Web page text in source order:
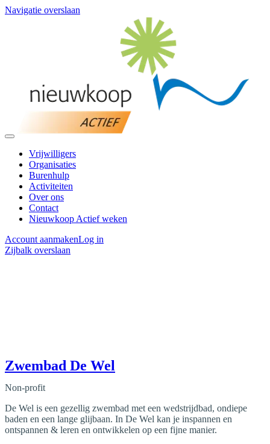
Navigatie overslaan
Vrijwilligers
Organisaties
Burenhulp
Activiteiten
Over ons
Contact
Nieuwkoop Actief weken
Account aanmakenLog in
Zijbalk overslaan
Zwembad De Wel
Non-profit
De Wel is een gezellig zwembad met een wedstrijdbad, ondiepe
baden en een lange glijbaan. In De Wel kan je inspannen en
ontspannen & leren en ontwikkelen op een fijne manier.